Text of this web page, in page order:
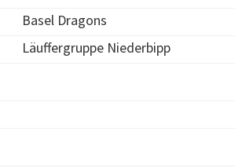
Basel Dragons
Läuffergruppe Niederbipp